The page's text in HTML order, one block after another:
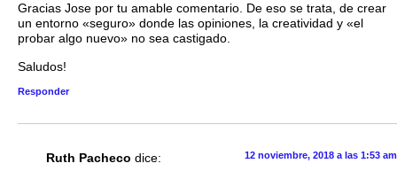
Gracias Jose por tu amable comentario. De eso se trata, de crear
un entorno «seguro» donde las opiniones, la creatividad y «el
probar algo nuevo» no sea castigado.
Saludos!
Responder
Ruth Pacheco dice: 12 noviembre, 2018 a las 1:53 am